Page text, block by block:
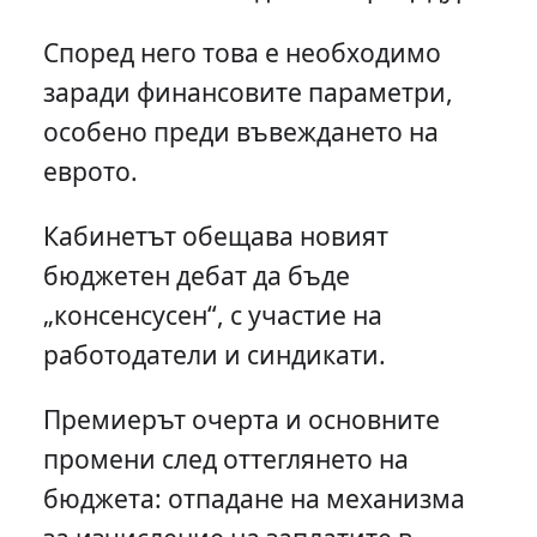
Според него това е необходимо
заради финансовите параметри,
особено преди въвеждането на
еврото.
Кабинетът обещава новият
бюджетен дебат да бъде
„консенсусен“, с участие на
работодатели и синдикати.
Премиерът очерта и основните
промени след оттеглянето на
бюджета: отпадане на механизма